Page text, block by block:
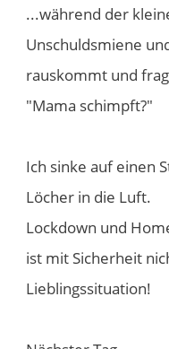
...während der
Unschuldsmiene
rauskommt und
"Mama schimpft?"
Ich sinke auf einen
Löcher in die Luft.
Lockdown und
ist mit Sicherheit
Lieblingssituation!